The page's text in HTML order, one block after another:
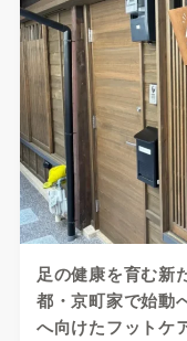
足の健康を育む新
都・京町家で始動
へ向けたフットケ